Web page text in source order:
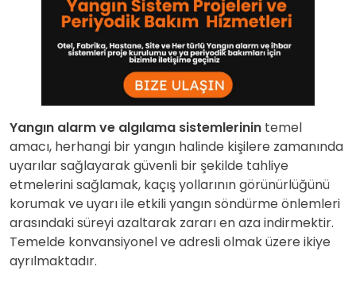
Yangın alarm ve algılama sistemlerinin temel
amacı, herhangi bir yangın halinde kişilere zamanında
uyarılar sağlayarak güvenli bir şekilde tahliye
etmelerini sağlamak, kaçış yollarının görünürlüğünü
korumak ve uyarı ile etkili yangın söndürme önlemleri
arasındaki süreyi azaltarak zararı en aza indirmektir.
Temelde konvansiyonel ve adresli olmak üzere ikiye
ayrılmaktadır.